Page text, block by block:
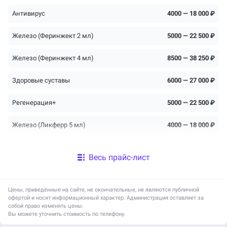
Антивирус 4000 — 18 000 ₽
Железо (Феринжект 2 мл) 5000 — 22 500 ₽
Железо (Феринжект 4 мл) 8500 — 38 250 ₽
Здоровые суставы 6000 — 27 000 ₽
Регенерация+ 5000 — 22 500 ₽
Железо (Ликферр 5 мл) 4000 — 18 000 ₽
Липидный баланс 5000 — 22 500 ₽
Сила и ум
Весь прайс-лист
Цены, приведённые на сайте, не окончательные, не являются публичной
офертой и носят информационный характер. Администрация оставляет за
собой право изменять цены.
Вы можете уточнить стоимость по телефону.